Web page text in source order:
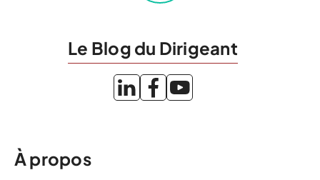
Le Blog du Dirigeant
À propos